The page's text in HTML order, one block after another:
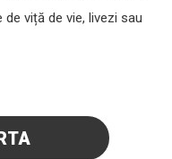
viță de vie, livezi sau